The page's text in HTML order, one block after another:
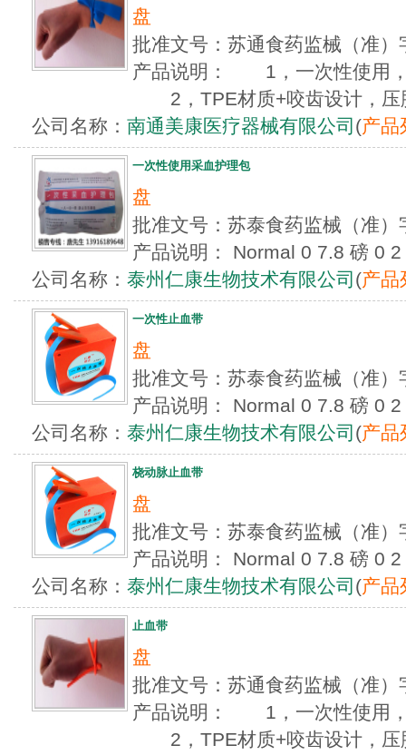
盘
批准文号：苏通食药监械（
产品说明： 1，一次性使用，
2，TPE材质+咬齿设计，压
公司名称： 南通美康医疗器械有限公司 (产品
一次性使用采血护理包
盘
批准文号：苏泰食药监械（
产品说明： Normal 0 7.8 磅 0
公司名称： 泰州仁康生物技术有限公司 (产品
一次性止血带
盘
批准文号：苏泰食药监械（
产品说明： Normal 0 7.8 磅 0
公司名称： 泰州仁康生物技术有限公司 (产品
桡动脉止血带
盘
批准文号：苏泰食药监械（
产品说明： Normal 0 7.8 磅 0
公司名称： 泰州仁康生物技术有限公司 (产品
止血带
盘
批准文号：苏通食药监械（
产品说明： 1，一次性使用，
2，TPE材质+咬齿设计，压